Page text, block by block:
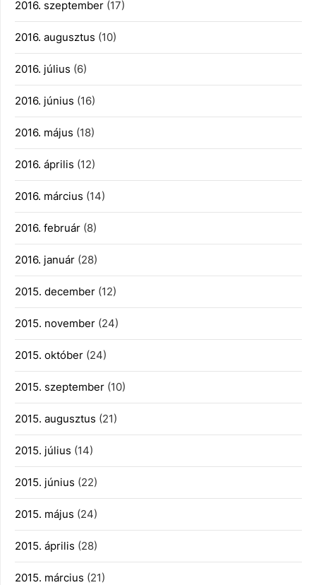
2016. szeptember (17)
2016. augusztus (10)
2016. július (6)
2016. június (16)
2016. május (18)
2016. április (12)
2016. március (14)
2016. február (8)
2016. január (28)
2015. december (12)
2015. november (24)
2015. október (24)
2015. szeptember (10)
2015. augusztus (21)
2015. július (14)
2015. június (22)
2015. május (24)
2015. április (28)
2015. március (21)